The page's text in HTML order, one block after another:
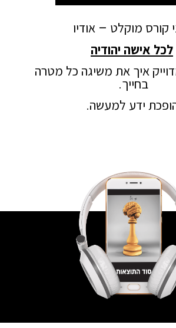
קורס מוקלט – אודיו
לכל אישה יהודיה
איך את משיגה כל מטרה
בחייך.
ידע למעשה.